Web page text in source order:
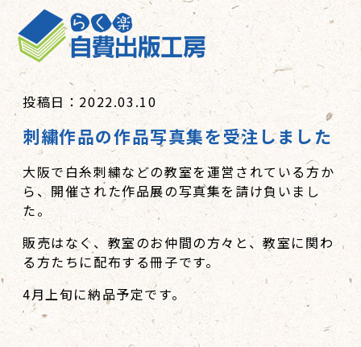
投稿日：2022.03.10
刺繍作品の作品写真集を受注しました
大阪で白糸刺繍などの教室を運営されている方か
ら、開催された作品展の写真集を請け負いまし
た。
販売はなく、教室のお仲間の方々と、教室に関わ
る方たちに配布する冊子です。
4月上旬に納品予定です。